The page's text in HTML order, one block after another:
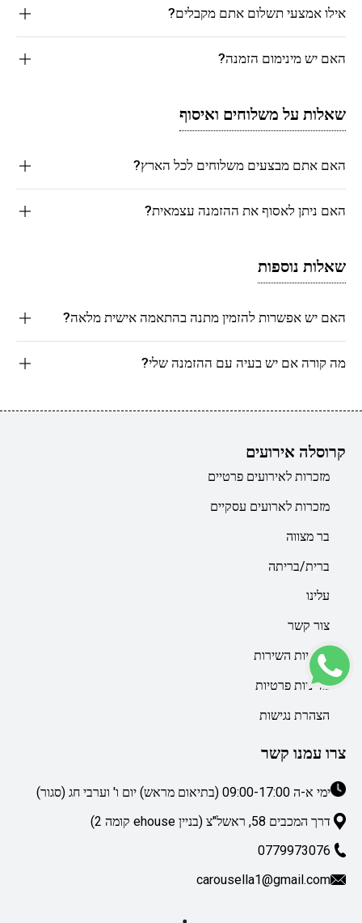
אילו אמצעי תשלום אתם מקבלים?
האם יש מינימום הזמנה?
שאלות על משלוחים ואיסוף
האם אתם מבצעים משלוחים לכל הארץ?
האם ניתן לאסוף את ההזמנה עצמאית?
שאלות נוספות
האם יש אפשרות להזמין מתנה בהתאמה אישית מלאה?
מה קורה אם יש בעיה עם ההזמנה שלי?
קרוסלה אירועים
מזכרות לאירועים פרטיים
מזכרות לארועים עסקיים
בר מצווה
ברית/בריתה
עלינו
צור קשר
מדיניות השירות
מדיניות פרטיות
הצהרת נגישות
צרו עמנו קשר
ימי א-ה 09:00-17:00 (בתיאום מראש) יום ו' וערבי חג (סגור)
דרך המכבים 58, ראשל"צ (בניין ehouse קומה 2)
0779973076
carousella1@gmail.com